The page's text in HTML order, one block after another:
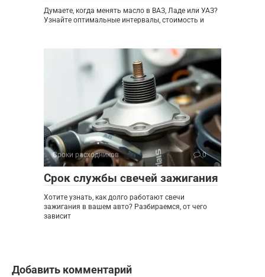
Думаете, когда менять масло в ВАЗ, Ладе или УАЗ?
Узнайте оптимальные интервалы, стоимость и
Сроки расходников 0
Срок службы свечей зажигания
Хотите узнать, как долго работают свечи
зажигания в вашем авто? Разбираемся, от чего
зависит
Добавить комментарий